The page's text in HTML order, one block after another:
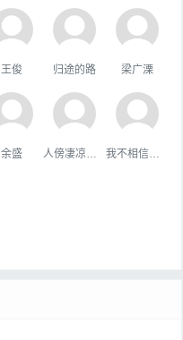
王俊 归途的路 梁广溧
余盛